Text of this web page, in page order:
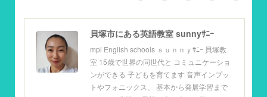
貝塚市にある英語教室 sunnyｻﾆｰ
mpi English schools ｓｕｎｎｙｻﾆｰ 貝塚教
室 15歳で世界の同世代と コミュニケーショ
ンができる 子どもを育てます 音声インプッ
トやフォニックス、 基本から発展学習まで